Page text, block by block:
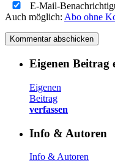
E-Mail-
Auch möglich: Abo ohne
Eigenen Beitrag
Eigenen
Beitrag
verfassen
Info & Autoren
Info & Autoren